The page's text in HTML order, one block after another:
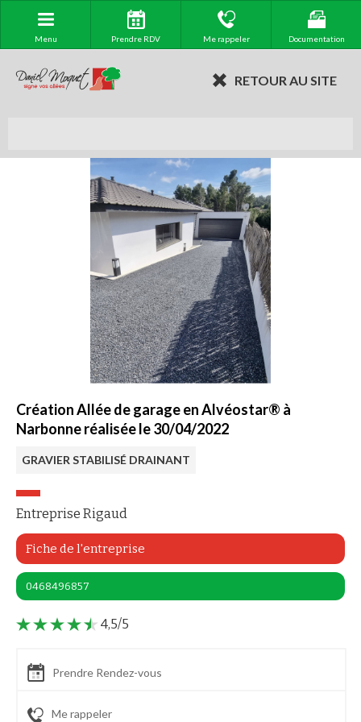
Menu Prendre RDV Me rappeler Documentation
RETOUR AU SITE
Création Allée de garage en Alvéostar® à
Narbonne réalisée le 30/04/2022
GRAVIER STABILISÉ DRAINANT
Entreprise Rigaud
Fiche de l'entreprise
0468496857
4,5/5
Prendre Rendez-vous
Me rappeler